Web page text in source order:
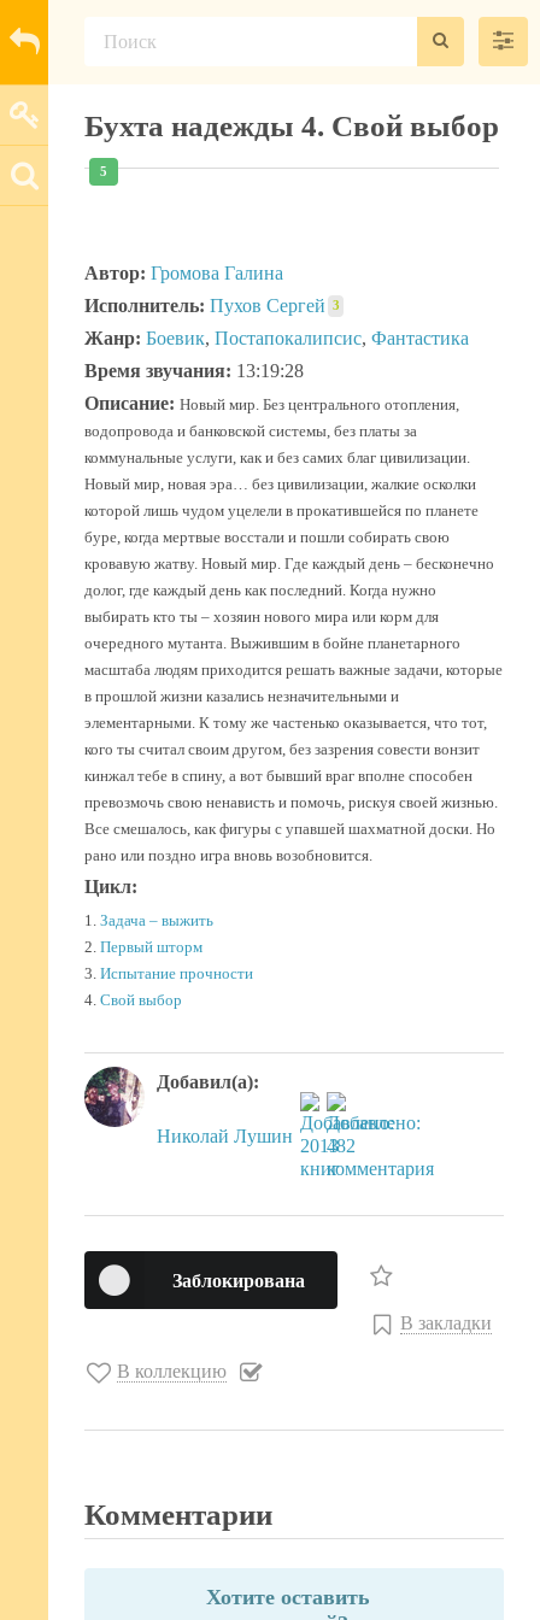
Бухта надежды 4. Свой выбор
5
Автор: Громова Галина
Исполнитель: Пухов Сергей 3
Жанр: Боевик, Постапокалипсис, Фантастика
Время звучания: 13:19:28
Описание: Новый мир. Без центрального отопления,
водопровода и банковской системы, без платы за
коммунальные услуги, как и без самих благ цивилизации.
Новый мир, новая эра… без цивилизации, жалкие осколки
которой лишь чудом уцелели в прокатившейся по планете
буре, когда мертвые восстали и пошли собирать свою
кровавую жатву. Новый мир. Где каждый день – бесконечно
долог, где каждый день как последний. Когда нужно
выбирать кто ты – хозяин нового мира или корм для
очередного мутанта. Выжившим в бойне планетарного
масштаба людям приходится решать важные задачи, которые
в прошлой жизни казались незначительными и
элементарными. К тому же частенько оказывается, что тот,
кого ты считал своим другом, без зазрения совести вонзит
кинжал тебе в спину, а вот бывший враг вполне способен
превозмочь свою ненависть и помочь, рискуя своей жизнью.
Все смешалось, как фигуры с упавшей шахматной доски. Но
рано или поздно игра вновь возобновится.
Цикл:
1. Задача – выжить
2. Первый шторм
3. Испытание прочности
4. Свой выбор
Добавил(а):
Николай Лушин
Заблокирована
В закладки
В коллекцию
Комментарии
Хотите оставить